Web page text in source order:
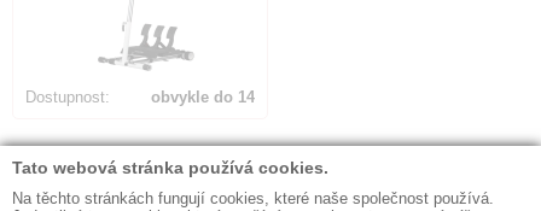
Dostupnost:
obvykle do 14
Počet nalezených položek:33